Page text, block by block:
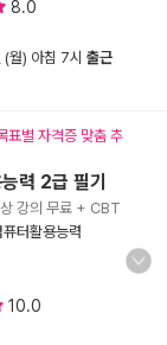
8.0
(월) 아침 7시 출근
표별 자격증 맞춤 추
력 2급 필기
강의 무료 + CBT
터활용능력
10.0